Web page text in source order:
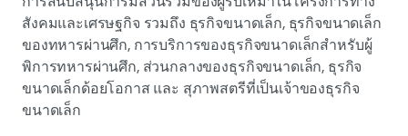
สังคมและเศรษฐกิจ รวมถึง ธุรกิจขนาดเล็ก, ธุรกิจขนาดเล็ก
ของทหารผ่านศึก, การบริการของธุรกิจขนาดเล็กสำหรับผู้
พิการทหารผ่านศึก, ส่วนกลางของธุรกิจขนาดเล็ก, ธุรกิจ
ขนาดเล็กด้อยโอกาส และ สุภาพสตรีที่เป็นเจ้าของธุรกิจ
ขนาดเล็ก